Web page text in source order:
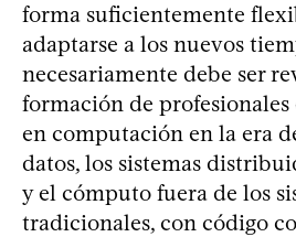
forma suficientemente
adaptarse a los nuevos
necesariamente debe ser
formación de profesionales
en computación en la era
datos, los sistemas
y el cómputo fuera de los
tradicionales, con código